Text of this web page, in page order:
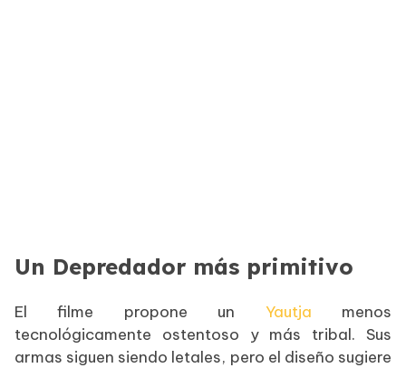
Un Depredador más primitivo
El filme propone un Yautja menos
tecnológicamente ostentoso y más tribal. Sus
armas siguen siendo letales, pero el diseño sugiere